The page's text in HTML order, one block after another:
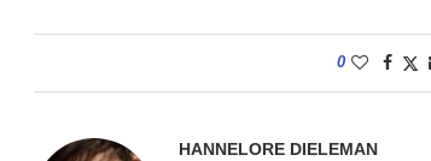
0
HANNELORE DIELEMAN